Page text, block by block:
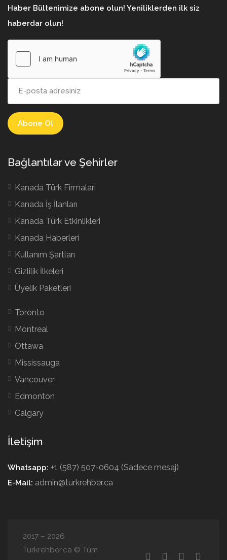
Haber Bültenimize abone olun! Yeniliklerden ilk siz
haberdar olun!
Bağlantılar ve Şehirler
Kanada Türk Firmaları
Kanada İş İlanları
Kanada Türk Etkinlikleri
Kanada Haberleri
Kullanım Şartları
Gizlilik İlkeleri
Üyelik Paketleri
Toronto
Montreal
Ottawa
Mississauga
Vancouver
Edmonton
Calgary
İletişim
Whatsapp: +1 (587) 507-0604 (Sadece mesaj)
E-Mail: admin@turkrehber.ca
2017 – 2026
Turkrehber.ca © Tüm